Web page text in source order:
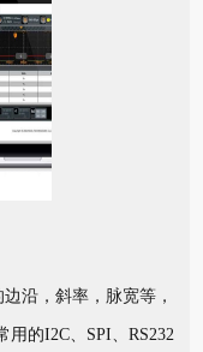
沿，斜率，脉宽等，
的I2C、SPI、RS232